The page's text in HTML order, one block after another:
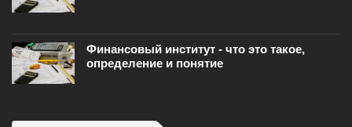
Финансовый институт - что это такое,
определение и понятие